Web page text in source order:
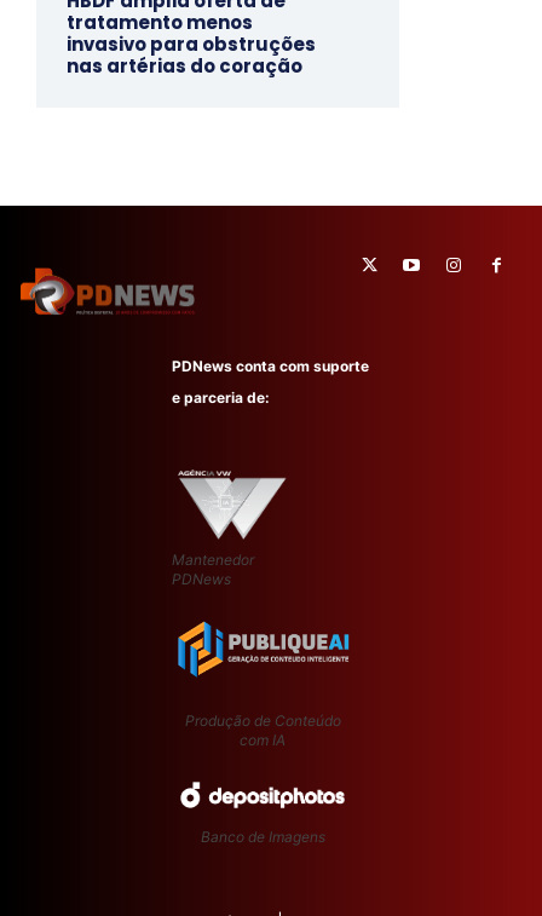
tratamento menos
invasivo para obstruções
nas artérias do coração
PDNews conta com suporte
e parceria de:
Mantenedor
PDNews
Produção de Conteúdo
com IA
Banco de Imagens